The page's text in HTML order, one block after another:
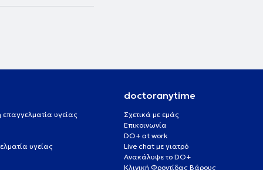
επαγγελματία υγείας
υγείας
doctoranytime
Σχετικά με εμάς
Επικοινωνία
DO+ at work
Live chat με γιατρό
Ανακάλυψε το DO+
Κλινική Φροντίδας Βάρους